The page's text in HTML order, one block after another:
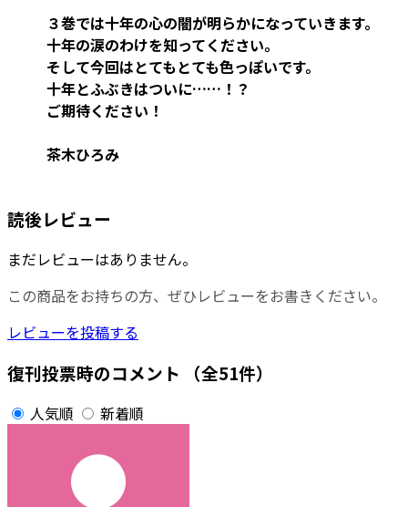
３巻では十年の心の闇が明らかになっていきます。
十年の涙のわけを知ってください。
そして今回はとてもとても色っぽいです。
十年とふぶきはついに……！？
ご期待ください！
茶木ひろみ
読後レビュー
まだレビューはありません。
この商品をお持ちの方、ぜひレビューをお書きください。
レビューを投稿する
復刊投票時のコメント （全51件）
人気順 新着順